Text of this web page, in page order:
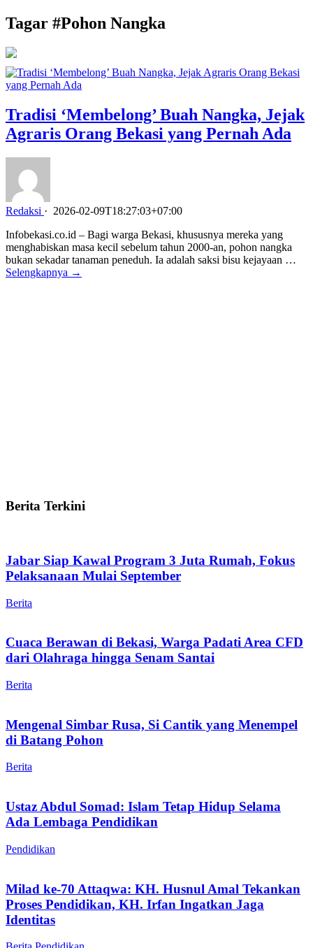
Tagar #Pohon Nangka
Tradisi ‘Membelong’ Buah Nangka, Jejak
Agraris Orang Bekasi yang Pernah Ada
Redaksi · 2026-02-09T18:27:03+07:00
Infobekasi.co.id – Bagi warga Bekasi, khususnya mereka yang
menghabiskan masa kecil sebelum tahun 2000-an, pohon nangka
bukan sekadar tanaman peneduh. Ia adalah saksi bisu kejayaan …
Selengkapnya →
Berita Terkini
Jabar Siap Kawal Program 3 Juta Rumah, Fokus
Pelaksanaan Mulai September
Berita
Cuaca Berawan di Bekasi, Warga Padati Area CFD
dari Olahraga hingga Senam Santai
Berita
Mengenal Simbar Rusa, Si Cantik yang Menempel
di Batang Pohon
Berita
Ustaz Abdul Somad: Islam Tetap Hidup Selama
Ada Lembaga Pendidikan
Pendidikan
Milad ke-70 Attaqwa: KH. Husnul Amal Tekankan
Proses Pendidikan, KH. Irfan Ingatkan Jaga
Identitas